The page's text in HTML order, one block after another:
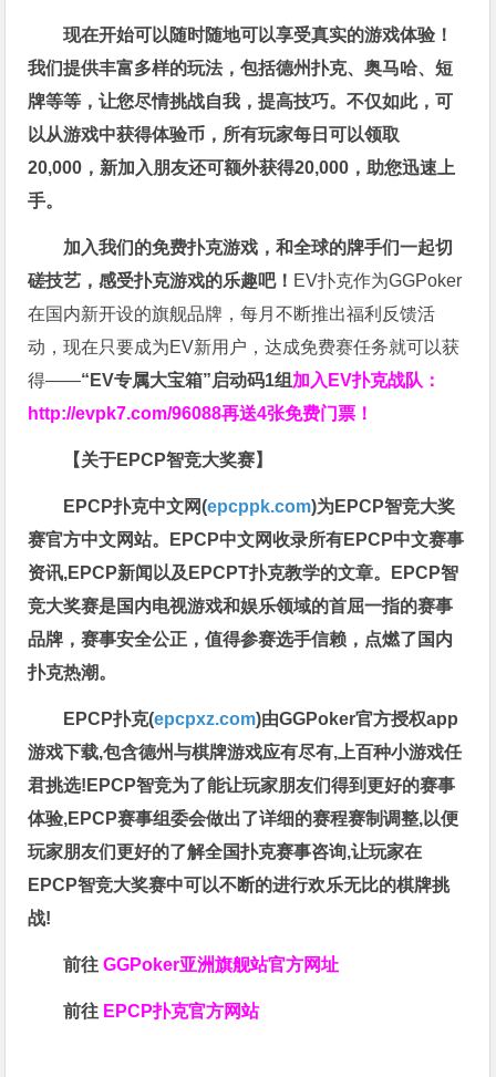
现在开始可以随时随地可以享受真实的游戏体验！
我们提供丰富多样的玩法，包括德州扑克、奥马哈、短
牌等等，让您尽情挑战自我，提高技巧。不仅如此，可
以从游戏中获得体验币，所有玩家每日可以领取
20,000，新加入朋友还可额外获得20,000，助您迅速上
手。
加入我们的免费扑克游戏，和全球的牌手们一起切
磋技艺，感受扑克游戏的乐趣吧！ EV扑克作为GGPoker
在国内新开设的旗舰品牌，每月不断推出福利反馈活
动，现在只要成为EV新用户，达成免费赛任务就可以获
得——“EV专属大宝箱”启动码1组加入EV扑克战队：
http://evpk7.com/96088再送4张免费门票！
【关于EPCP智竞大奖赛】
EPCP扑克中文网(epcppk.com)为EPCP智竞大奖
赛官方中文网站。EPCP中文网收录所有EPCP中文赛事
资讯,EPCP新闻以及EPCPT扑克教学的文章。EPCP智
竞大奖赛是国内电视游戏和娱乐领域的首屈一指的赛事
品牌，赛事安全公正，值得参赛选手信赖，点燃了国内
扑克热潮。
EPCP扑克(epcpxz.com)由GGPoker官方授权app
游戏下载,包含德州与棋牌游戏应有尽有,上百种小游戏任
君挑选!EPCP智竞为了能让玩家朋友们得到更好的赛事
体验,EPCP赛事组委会做出了详细的赛程赛制调整,以便
玩家朋友们更好的了解全国扑克赛事咨询,让玩家在
EPCP智竞大奖赛中可以不断的进行欢乐无比的棋牌挑
战!
前往GGPoker亚洲旗舰站官方网址
前往 EPCP扑克官方网站